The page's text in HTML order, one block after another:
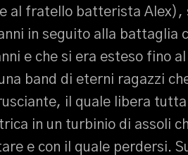
al fratello batterista Alex),
in seguito alla battaglia
e che si era esteso fino
band di eterni ragazzi
il quale libera
in un turbinio di assoli
e con il quale perdersi.